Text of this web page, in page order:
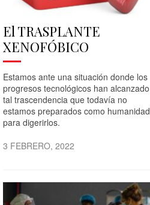
El TRASPLANTE
XENOFÓBICO
Estamos ante una situación donde los
progresos tecnológicos han alcanzado
tal trascendencia que todavía no
estamos preparados como humanidad
para digerirlos.
3 FEBRERO, 2022